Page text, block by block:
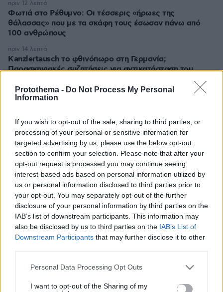
Protothema - Do Not Process My Personal
Information
If you wish to opt-out of the sale, sharing to third parties, or
processing of your personal or sensitive information for
targeted advertising by us, please use the below opt-out
section to confirm your selection. Please note that after your
opt-out request is processed you may continue seeing
interest-based ads based on personal information utilized by
us or personal information disclosed to third parties prior to
your opt-out. You may separately opt-out of the further
disclosure of your personal information by third parties on the
IAB’s list of downstream participants. This information may
also be disclosed by us to third parties on the IAB’s List of
Downstream Participants that may further disclose it to other
Please note that this website/app uses one or more Google
not limited to your visit or usage behaviour. You may click to
Personal Data Processing Opt Outs
I want to opt-out of the Sharing of my
Φωτιά στο Ρέθυμνο: Οι τέσσερις «ήρωες της
θάλασσας» που με τα σκάφη τους έσωσαν πάνω από
100 ανθρώπους
πριν 12 λεπτά
Kanzlertausch το φθινόπωρο στη Γερμανία;
Παρασκηνιακές συζητήσεις για αντικατάσταση του
πριν 14 λεπτά
πριν 18 λεπτά
Νέο αεροδρόμιο Ηρακλείου στο Καστέλι: Υπογραφή
σύμβασης για συστήματα αεροναυτιλίας
πριν 19 λεπτά
Σκαντζόχοιρος εντοπίστηκε με ψώρα στη Νάξο – Τι
κάνουμε αν βρούμε έναν στον δρόμο
πριν 20 λεπτά
myAGRO: Οι 5 μεγάλες αλλαγές στις αγροτικές
ενισχύσεις, μέχρι 15 Σεπτεμβρίου οι αιτήσεις
πριν 22 λεπτά
ΔΕΙΤΕ ΟΛΕΣ ΤΙΣ ΕΙΔΗΣΕΙΣ